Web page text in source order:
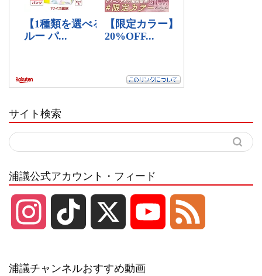
サイト検索
浦議公式アカウント・フィード
浦議チャンネルおすすめ動画